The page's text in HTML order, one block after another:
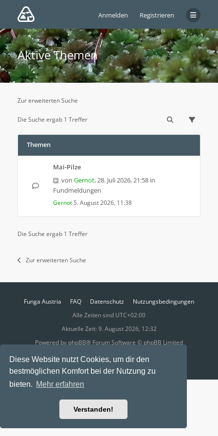
Diese Website nutzt Cookies, um dir den
bestmöglichen Komfort bei der Nutzung zu
bieten. Mehr erfahren
Verstanden!
Anmelden Registrieren
Aktive Themen
Zur erweiterten Suche
Die Suche ergab 1 Treffer
Themen
Mai-Pilze
von Gernot,28. Juli 2026, 21:58 in
Fundmeldungen
Gernot 5. August 2026, 11:38
Die Suche ergab 1 Treffer
Zur erweiterten Suche
Funga Austria FAQ Datenschutz
Nutzungsbedingungen
Alle Zeiten sind UTC+02:00
Aktuelle Zeit: 9. August 2026, 12:32
Powered by phpBB® Forum Software © phpBB Limited
Ravaio Theme byGramziu